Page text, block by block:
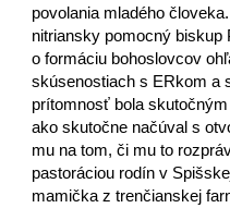
povolania mladého
nitriansky pomocný biskup
o formáciu bohoslovcov
skúsenostiach s ERkom a
prítomnosť bola
ako skutočne načúval s
mu na tom, či mu to
pastoráciou rodín v
mamička z trenčianskej